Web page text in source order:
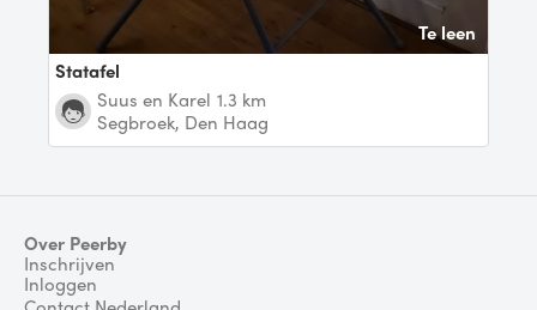
Te leen
Statafel
Suus en Karel 1.3 km
Segbroek, Den Haag
Over Peerby
Inschrijven
Inloggen